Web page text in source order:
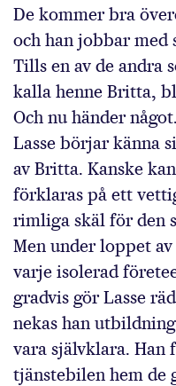
De kommer bra
och han jobbar med
Tills en av de andra
kalla henne Britta,
Och nu händer
Lasse börjar känna
av Britta. Kanske
förklaras på ett
rimliga skäl för den
Men under loppet
varje isolerad
gradvis gör Lasse
nekas han
vara självklara. Han
tjänstebilen hem de